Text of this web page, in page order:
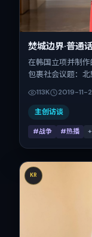
焚城边界·普通
在韩国立项并制
包裹社会议题：
时间：2019-11-
片结构的观众。
113K 2019-11-
主创访谈
#战争 #热播 +
KR